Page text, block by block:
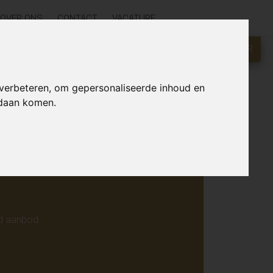
om gepersonaliseerde inhoud en
komen.
OVER ONS CONTACT VACATURE
KLIK HIER
online.
aanbod.